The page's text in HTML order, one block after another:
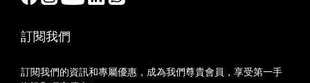
訂閱我們
訂閱我們的資訊和專屬優惠，成為我們尊貴會員，享受第一手